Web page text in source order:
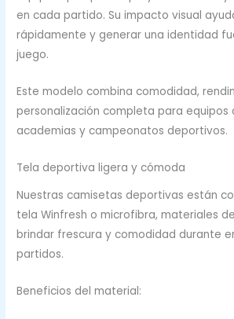
en cada partido. Su impacto visual
rápidamente y generar una identidad
juego.
Este modelo combina comodidad,
personalización completa para equipos
academias y campeonatos deportivos.
Tela deportiva ligera y cómoda
Nuestras camisetas deportivas están
tela Winfresh o microfibra, materiales
brindar frescura y comodidad durante
partidos.
Beneficios del material: